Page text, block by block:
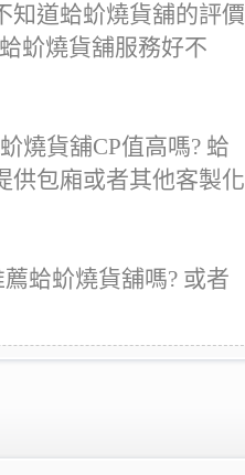
知道蛤蚧燒貨舖的評價
蚧燒貨舖服務好不
燒貨舖CP值高嗎? 蛤
供包廂或者其他客製化
蛤蚧燒貨舖嗎? 或者